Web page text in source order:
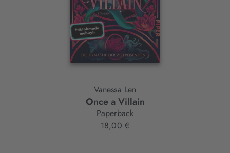
Vanessa Len
Once a Villain
Paperback
18,00 €